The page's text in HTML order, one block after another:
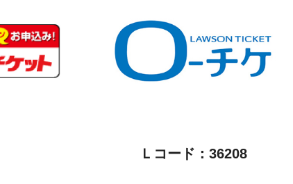
Ｌコード：36208